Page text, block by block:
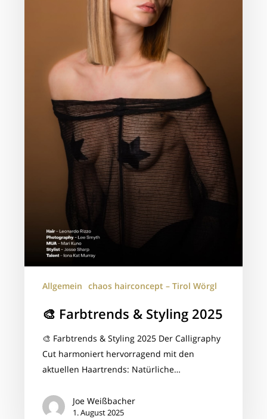
Allgemein chaos hairconcept – Tirol Wörgl
🎨 Farbtrends & Styling 2025
🎨 Farbtrends & Styling 2025 Der Calligraphy
Cut harmoniert hervorragend mit den
aktuellen Haartrends: Natürliche…
Joe Weißbacher
1. August 2025